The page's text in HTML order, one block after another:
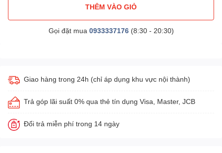
THÊM VÀO GIỎ
Gọi đặt mua 0933337176(8:30 - 20:30)
Giao hàng trong 24h (chỉ áp dụng khu vực nội thành)
Trả góp lãi suất 0% qua thẻ tín dụng Visa, Master, JCB
Đổi trả miễn phí trong 14 ngày